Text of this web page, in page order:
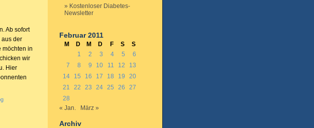
Ab sofort
aus der
möchten in
wir
Hier
Kostenloser Diabetes-
Newsletter
Februar 2011
M D M D F S
S
1
2 3 4 5
6
7
8 9 10 11 12
13
14
15 16 17 18 19
20
21
22 23 24 25 26
27
28
« Jan.
März »
Archiv